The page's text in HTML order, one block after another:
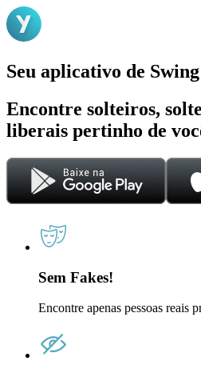
Seu aplicativo de
Encontre solteiros,
liberais pertinho de
Sem Fakes!
Encontre apenas pessoas reais